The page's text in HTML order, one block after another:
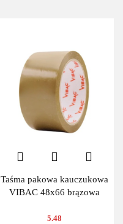
Taśma pakowa kauczukowa
VIBAC 48x66 brązowa
5.48